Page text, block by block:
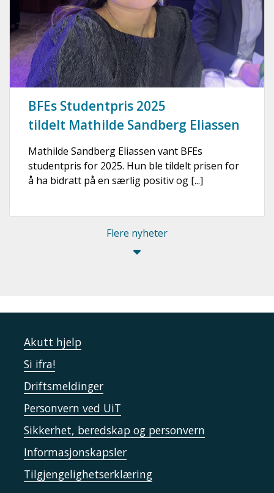
BFEs Studentpris 2025
tildelt Mathilde Sandberg Eliassen
Mathilde Sandberg Eliassen vant BFEs
studentpris for 2025. Hun ble tildelt prisen for
å ha bidratt på en særlig positiv og [...]
Flere nyheter
Akutt hjelp
Si ifra!
Driftsmeldinger
Personvern ved UiT
Sikkerhet, beredskap og personvern
Informasjonskapsler
Tilgjengelighetserklæring